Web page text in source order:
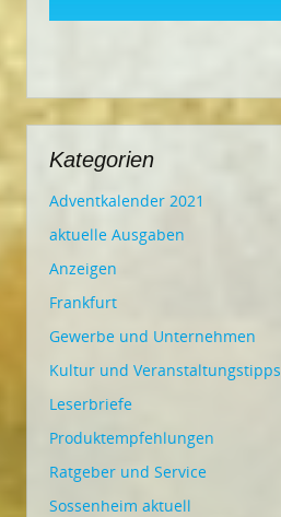
Kategorien
Adventkalender 2021
aktuelle Ausgaben
Anzeigen
Frankfurt
Gewerbe und Unternehmen
Kultur und Veranstaltungstipps
Leserbriefe
Produktempfehlungen
Ratgeber und Service
Sossenheim aktuell